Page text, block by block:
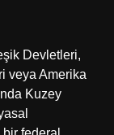
Devletleri,
veya Amerika
Kuzey